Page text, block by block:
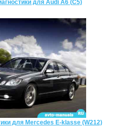
для Audi A6 (C5)
для Mercedes E-klasse (W212)